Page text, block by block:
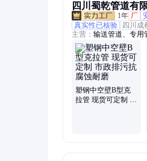
四川蜀乾管道有
1年 厂
真实性已核验
四川成
主营： 输送管道、专用
预埋保护管
塑钢中空壁B型克
拉管 现货可定制 市